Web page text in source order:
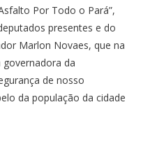
Por Todo o Pará”,
presentes e do
Marlon Novaes, que na
da
de nosso
da população da cidade